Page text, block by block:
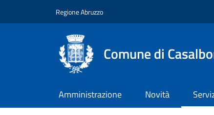
Regione Abruzzo
Comune di
Amministrazione Novità